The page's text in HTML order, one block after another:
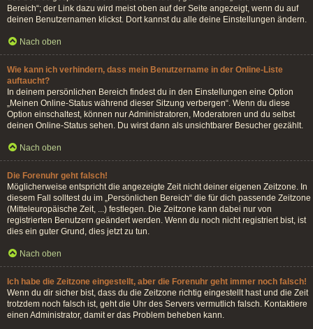
Bereich“; der Link dazu wird meist oben auf der Seite angezeigt, wenn du auf
deinen Benutzernamen klickst. Dort kannst du alle deine Einstellungen ändern.
Nach oben
Wie kann ich verhindern, dass mein Benutzername in der Online-Liste
auftaucht?
In deinem persönlichen Bereich findest du in den Einstellungen eine Option
„Meinen Online-Status während dieser Sitzung verbergen“. Wenn du diese
Option einschaltest, können nur Administratoren, Moderatoren und du selbst
deinen Online-Status sehen. Du wirst dann als unsichtbarer Besucher gezählt.
Nach oben
Die Forenuhr geht falsch!
Möglicherweise entspricht die angezeigte Zeit nicht deiner eigenen Zeitzone. In
diesem Fall solltest du im „Persönlichen Bereich“ die für dich passende Zeitzone
(Mitteleuropäische Zeit, ...) festlegen. Die Zeitzone kann dabei nur von
registrierten Benutzern geändert werden. Wenn du noch nicht registriert bist, ist
dies ein guter Grund, dies jetzt zu tun.
Nach oben
Ich habe die Zeitzone eingestellt, aber die Forenuhr geht immer noch falsch!
Wenn du dir sicher bist, dass du die Zeitzone richtig eingestellt hast und die Zeit
trotzdem noch falsch ist, geht die Uhr des Servers vermutlich falsch. Kontaktiere
einen Administrator, damit er das Problem beheben kann.